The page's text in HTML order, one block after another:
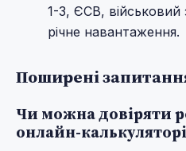
1-3, ЄСВ, військовий
річне навантаження.
Поширені
Чи можна довіряти
онлайн-